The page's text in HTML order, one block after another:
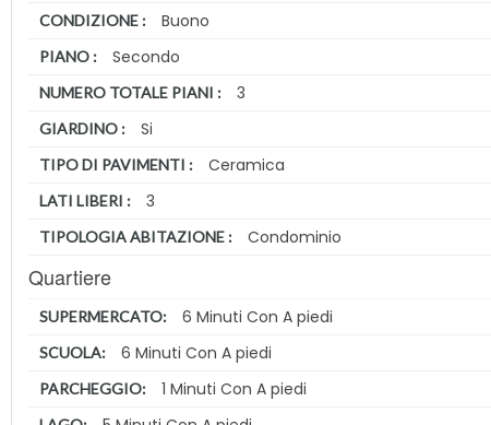
CONDIZIONE : Buono
PIANO : Secondo
NUMERO TOTALE PIANI : 3
GIARDINO : Si
TIPO DI PAVIMENTI : Ceramica
LATI LIBERI : 3
TIPOLOGIA ABITAZIONE : Condominio
Quartiere
SUPERMERCATO: 6 Minuti Con A piedi
SCUOLA: 6 Minuti Con A piedi
PARCHEGGIO: 1 Minuti Con A piedi